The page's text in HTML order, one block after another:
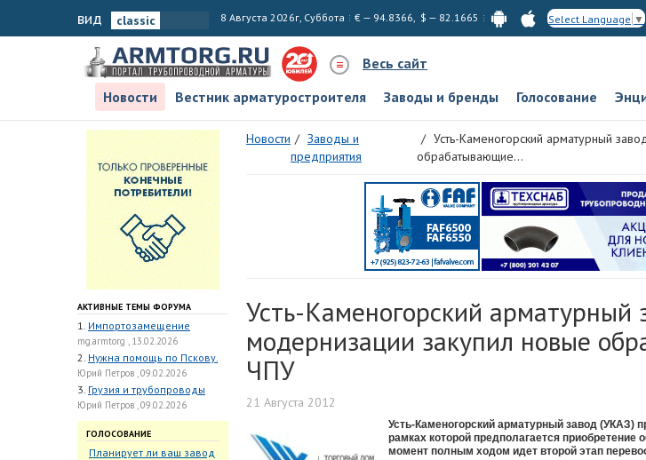
вид 8 Августа 2026г, Суббота € — 94.8366, $ — 82.1665 Select Language ▼
Весь сайт
Новости
Вестник арматуростроителя Заводы и бренды Голосование
АКТИВНЫЕ ТЕМЫ ФОРУМА
1. Импортозамещение
mg.armtorg , 13.02.2026
2. Нужна помощь по Пскову.
Юрий Петров , 09.02.2026
3. Грузия и трубопроводы
Юрий Петров , 09.02.2026
ГОЛОСОВАНИЕ
Планирует ли ваш завод
Новости
Заводы и
предприятия
Усть-Каменогорский арматурный
обрабатывающие...
Усть-Каменогорский
модернизации закупил новые
ЧПУ
21 Августа 2012
Усть-Каменогорский арматурный завод (УКАЗ)
рамках которой предполагается
момент полным ходом идет второй этап